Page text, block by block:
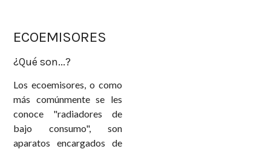
ECOEMISORES
¿Qué son...?
Los ecoemisores, o como
más comúnmente se les
conoce "radiadores de
bajo consumo", son
aparatos encargados de